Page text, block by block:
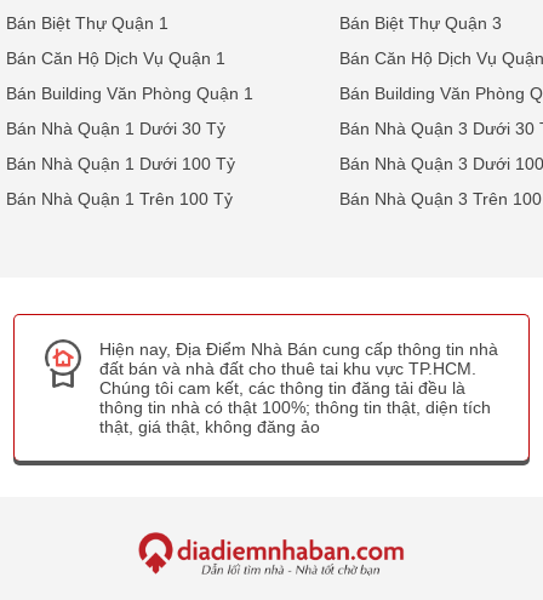
Bán Biệt Thự Quận 1
Bán Biệt Thự Quận 3
Bán Căn Hộ Dịch Vụ Quận 1
Bán Căn Hộ Dịch Vụ
Bán Building Văn Phòng Quận 1
Bán Building Văn Phòng
Bán Nhà Quận 1 Dưới 30 Tỷ
Bán Nhà Quận 3 Dưới 30
Bán Nhà Quận 1 Dưới 100 Tỷ
Bán Nhà Quận 3 Dưới
Bán Nhà Quận 1 Trên 100 Tỷ
Bán Nhà Quận 3 Trên
Hiện nay, Địa Điểm Nhà Bán cung cấp thông tin nhà
đất bán và nhà đất cho thuê tai khu vực TP.HCM.
Chúng tôi cam kết, các thông tin đăng tải đều là
thông tin nhà có thật 100%; thông tin thật, diện tích
thật, giá thật, không đăng ảo